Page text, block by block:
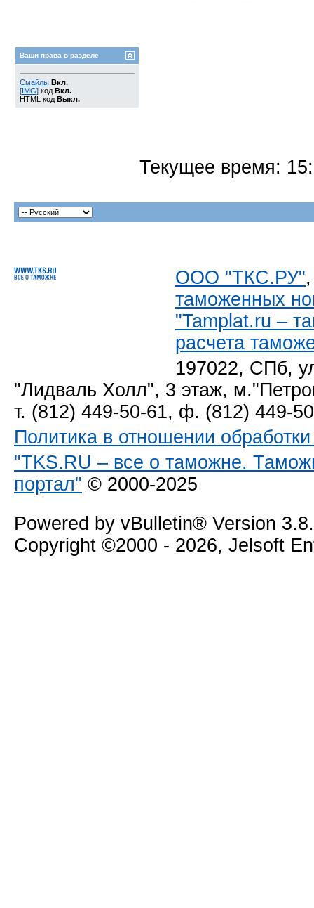
Ваши права в разделе
Смайлы Вкл.
[IMG] код Вкл.
HTML код Выкл.
Текущее время:
ООО "ТКС.РУ"
таможенных
"Tamplat.ru –
расчета
197022, СПб,
"Лидваль Холл", 3 этаж,
т. (812) 449-50-61, ф. (812) 449-
Политика в отношении
"TKS.RU – все о таможне.
портал" © 2000-2025
Powered by vBulletin® Version
Copyright ©2000 - 2026, Jelsoft